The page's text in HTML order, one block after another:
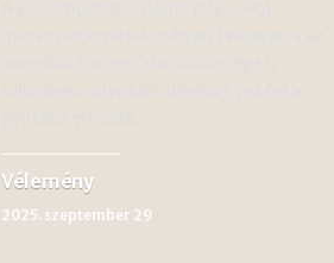
Vélemény
2025. szeptember 29